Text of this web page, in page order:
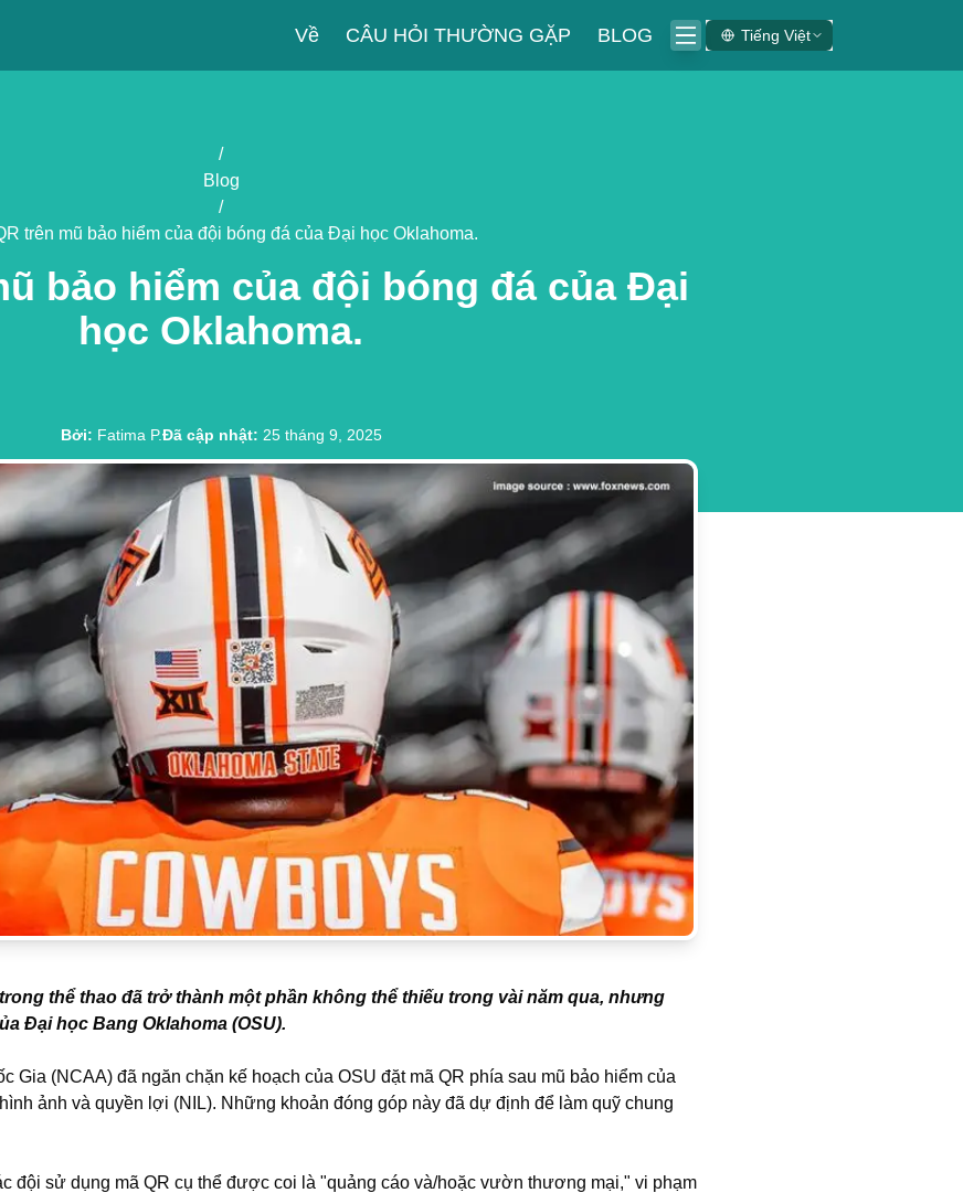
Về CÂU HỎI THƯỜNG GẶP BLOG Tiếng Việt
/
Blog
/
trên mũ bảo hiểm của đội bóng đá của Đại học Oklahoma.
bảo hiểm của đội bóng đá của Đại
học Oklahoma.
Bởi: Fatima P.Đã cập nhật: 25 tháng 9, 2025
thể thao đã trở thành một phần không thể thiếu trong vài năm qua, nhưng
Đại học Bang Oklahoma (OSU).
Gia (NCAA) đã ngăn chặn kế hoạch của OSU đặt mã QR phía sau mũ bảo hiểm của
ảnh và quyền lợi (NIL). Những khoản đóng góp này đã dự định để làm quỹ chung
đội sử dụng mã QR cụ thể được coi là "quảng cáo và/hoặc vườn thương mại," vi phạm